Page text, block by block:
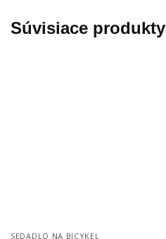
Súvisiace produkty
SEDADLO NA BICYKEL